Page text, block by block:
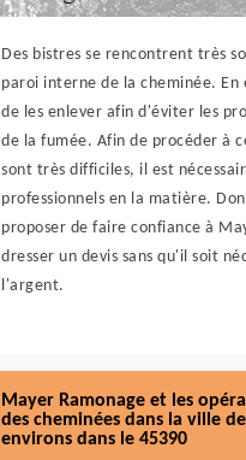
Des bistres se rencontrent très
paroi interne de la cheminée.
de les enlever afin d'éviter les
de la fumée. Afin de procéder à
sont très difficiles, il est
professionnels en la matière.
proposer de faire confiance à
dresser un devis sans qu'il soit
l'argent.
Mayer Ramonage et les
des cheminées dans la ville
environs dans le 45390